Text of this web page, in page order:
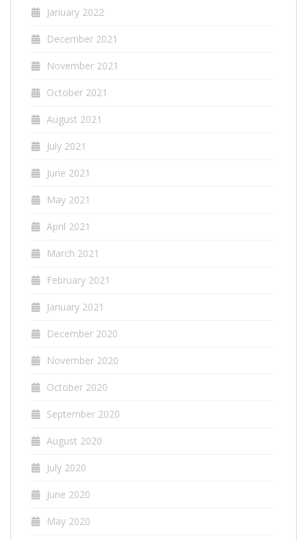
January 2022
December 2021
November 2021
October 2021
August 2021
July 2021
June 2021
May 2021
April 2021
March 2021
February 2021
January 2021
December 2020
November 2020
October 2020
September 2020
August 2020
July 2020
June 2020
May 2020